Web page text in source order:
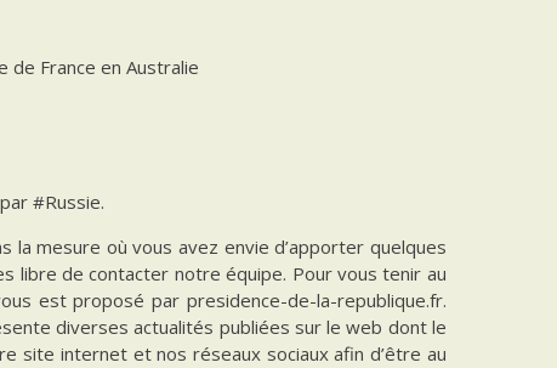
France en Australie
#Russie.
la mesure où vous avez envie d’apporter quelques
libre de contacter notre équipe. Pour vous tenir au
est proposé par presidence-de-la-republique.fr.
diverses actualités publiées sur le web dont le
site internet et nos réseaux sociaux afin d’être au